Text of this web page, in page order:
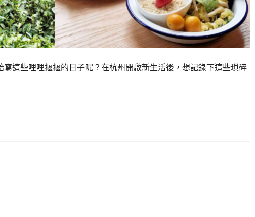
這些哩哩摳摳的日子呢？在杭州開啟新生活後，想記錄下這些瑣碎